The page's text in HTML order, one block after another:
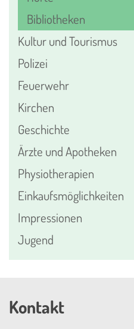
Bibliotheken
Kultur und Tourismus
Polizei
Feuerwehr
Kirchen
Geschichte
Ärzte und Apotheken
Physiotherapien
Einkaufsmöglichkeiten
Impressionen
Jugend
Kontakt